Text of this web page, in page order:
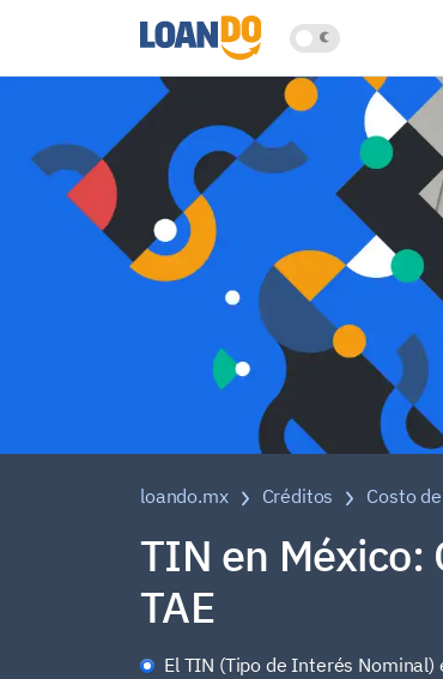
loando.mx Créditos Costo
TIN en México:
TAE
El TIN (Tipo de Interés